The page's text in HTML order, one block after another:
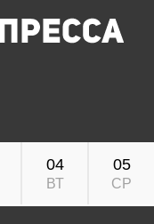
04
ВТ
05
СР